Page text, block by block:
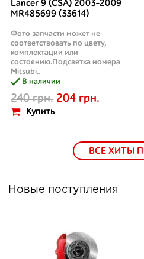
Lancer 9 (CSA) 2003-2009
MR485699 (33614)
Фото запчасти может не
соответствовать по цвету,
комплектации или
состоянию.Подсветка номера
Mitsubi..
В наличии
240 грн. 204 грн.
Купить
ВСЕ ХИТЫ
Новые поступления